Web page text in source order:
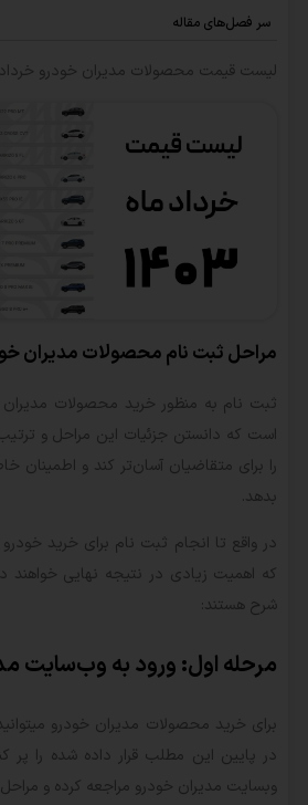
سر فصل‌های مقاله
لیست قیمت محصولات مدیران خودرو خرداد 1403
مراحل ثبت نام محصولات مدیران
ثبت نام به منظور خرید محصولات
است که دانستن جزئیات این مراحل و ترتیب
را برای متقاضیان آسان‌تر کند و اطمینان
بدهد.
در واقع تا انجام ثبت نام برای خرید
که اهمیت زیادی در نتیجه نهایی
شرح هستند:
مرحله اول: ورود به وب‌سایت
برای خرید محصولات مدیران خودرو
در پایین این مطلب قرار داده شده را پر
وبسایت مدیران خودرو مراجعه کرده و